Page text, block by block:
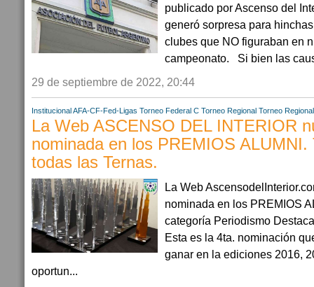
publicado por Ascenso del
generó sorpresa para
clubes que NO figuraban en
campeonato. Si bien las
29 de septiembre de 2022, 20:44
Institucional AFA-CF-Fed-Ligas Torneo Federal C Torneo Regional Torneo
La Web ASCENSO DEL INTERIOR
nominada en los PREMIOS ALUMNI.
todas las Ternas.
La Web
nominada en los PREMIOS
categoría Periodismo
Esta es la 4ta. nominación
ganar en la ediciones 2016,
oportun...